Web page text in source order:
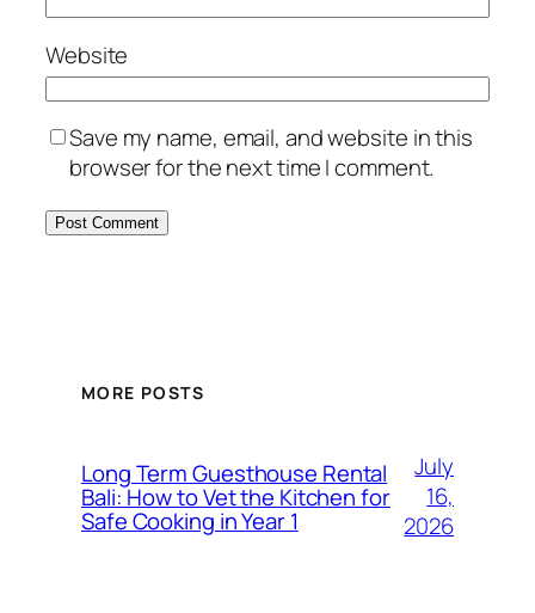
Website
Save my name, email, and website in this
browser for the next time I comment.
MORE POSTS
Long Term Guesthouse Rental
Bali: How to Vet the Kitchen for
Safe Cooking in Year 1
July
16,
2026